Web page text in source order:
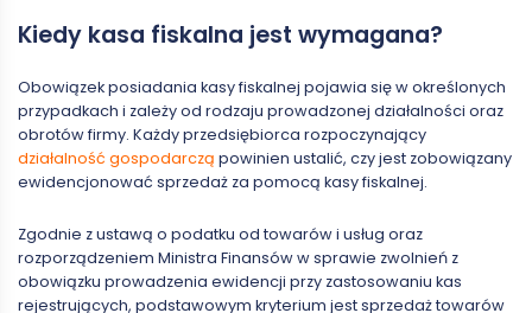
Kiedy kasa fiskalna jest wymagana?
Obowiązek posiadania kasy fiskalnej pojawia się w określonych
przypadkach i zależy od rodzaju prowadzonej działalności oraz
obrotów firmy. Każdy przedsiębiorca rozpoczynający
działalność gospodarczą powinien ustalić, czy jest zobowiązany
ewidencjonować sprzedaż za pomocą kasy fiskalnej.
Zgodnie z ustawą o podatku od towarów i usług oraz
rozporządzeniem Ministra Finansów w sprawie zwolnień z
obowiązku prowadzenia ewidencji przy zastosowaniu kas
rejestrujących, podstawowym kryterium jest sprzedaż towarów